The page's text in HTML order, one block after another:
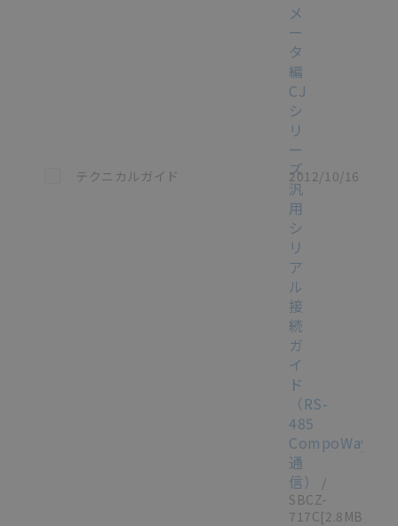
この資料を選択
テクニカルガイド
メ
ー
タ
編
CJ
シ
リ
ー
ズ
汎
用
シ
リ
ア
ル
接
続
ガ
イ
ド
（RS-
485
CompoWay/F
通
信）
/
SBCZ-
717C[2.8MB]
2012/10/16